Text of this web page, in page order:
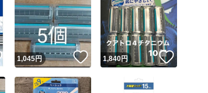
いいね！
1,045円 いいね！
1,840円 いいね！